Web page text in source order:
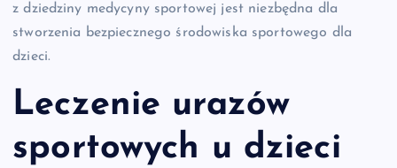
z dziedziny medycyny sportowej jest niezbędna dla
stworzenia bezpiecznego środowiska sportowego dla
dzieci.
Leczenie urazów
sportowych u dzieci